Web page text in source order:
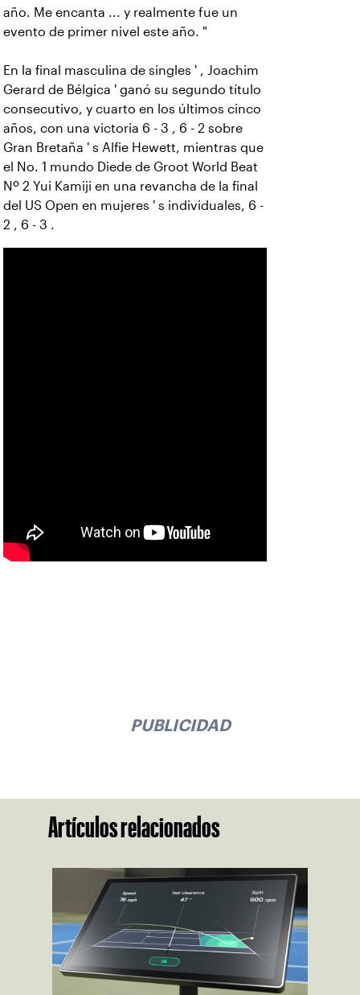
año. Me encanta ... y realmente fue un
evento de primer nivel este año. "
En la final masculina de singles ' , Joachim
Gerard de Bélgica ' ganó su segundo título
consecutivo, y cuarto en los últimos cinco
años, con una victoria 6 - 3 , 6 - 2 sobre
Gran Bretaña ' s Alfie Hewett, mientras que
el No. 1 mundo Diede de Groot World Beat
Nº 2 Yui Kamiji en una revancha de la final
del US Open en mujeres ' s individuales, 6 -
2 , 6 - 3 .
PUBLICIDAD
Artículos relacionados